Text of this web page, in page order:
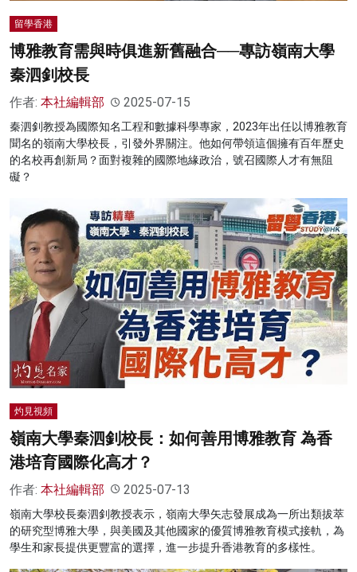
留學香港
博雅教育需與時俱進新舊融合──專訪嶺南大學
秦泗釗校長
作者: 本社編輯部 2025-07-15
秦泗釗教授為國際知名工程和數據科學專家，2023年出任以博雅教育
聞名的嶺南大學校長，引發外界關注。他如何帶領這個擁有百年歷史
的名校再創新局？面對複雜的國際地緣政治，號召國際人才有無阻
礙？
灼見視頻
嶺南大學秦泗釗校長：如何善用博雅教育 為香
港培育國際化高才？
作者: 本社編輯部 2025-07-13
嶺南大學校長秦泗釗教授表示，嶺南大學矢志發展成為一所出類拔萃
的研究型博雅大學，與美國及其他國家的優質博雅教育模式接軌，為
學生和家長提供更豐富的選擇，進一步提升香港教育的多樣性。